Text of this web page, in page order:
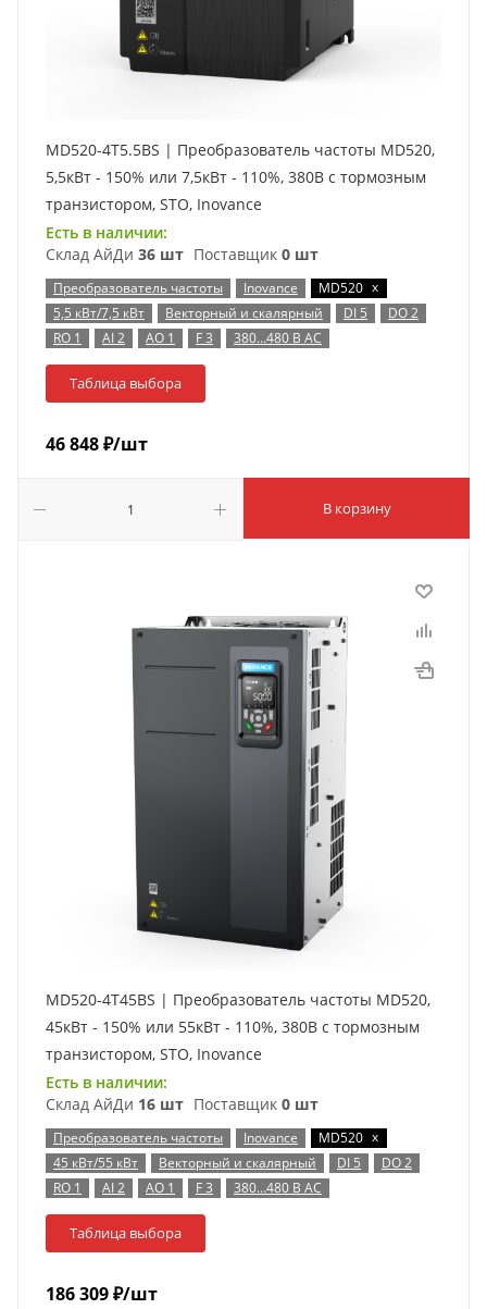
MD520-4T5.5BS | Преобразователь частоты MD520,
5,5кВт - 150% или 7,5кВт - 110%, 380В с тормозным
транзистором, STO, Inovance
Есть в наличии:
Склад АйДи 36 шт Поставщик 0 шт
Преобразователь частоты Inovance MD520 x
5,5 кВт/7,5 кВт
Векторный и скалярный DI 5
DO 2
RO 1
AI 2 AO 1 F 3 380…480 В AC
Таблица выбора
46 848₽/шт
В корзину
MD520-4T45BS | Преобразователь частоты MD520,
45кВт - 150% или 55кВт - 110%, 380В с тормозным
транзистором, STO, Inovance
Есть в наличии:
Склад АйДи 16 шт Поставщик 0 шт
Преобразователь частоты Inovance MD520 x
45 кВт/55 кВт
Векторный и скалярный DI 5
DO 2
RO 1
AI 2 AO 1 F 3 380…480 В AC
Таблица выбора
186 309₽/шт